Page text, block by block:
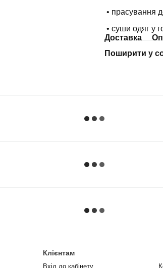
• прасування
• суши одяг у
Доставка
Поширити у
Клієнтам
Вхід до кабінету